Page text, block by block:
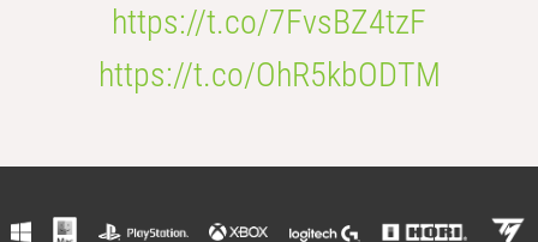
https://t.co/7FvsBZ4tzF
https://t.co/OhR5kbODTM